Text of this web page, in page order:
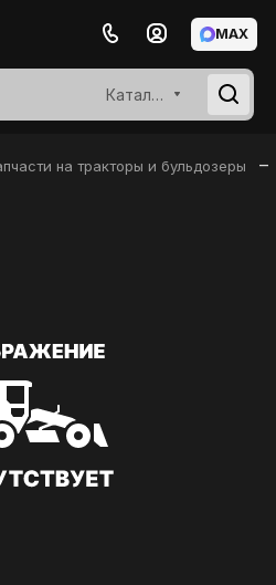
Каталог
MAX
на тракторы и бульдозеры –